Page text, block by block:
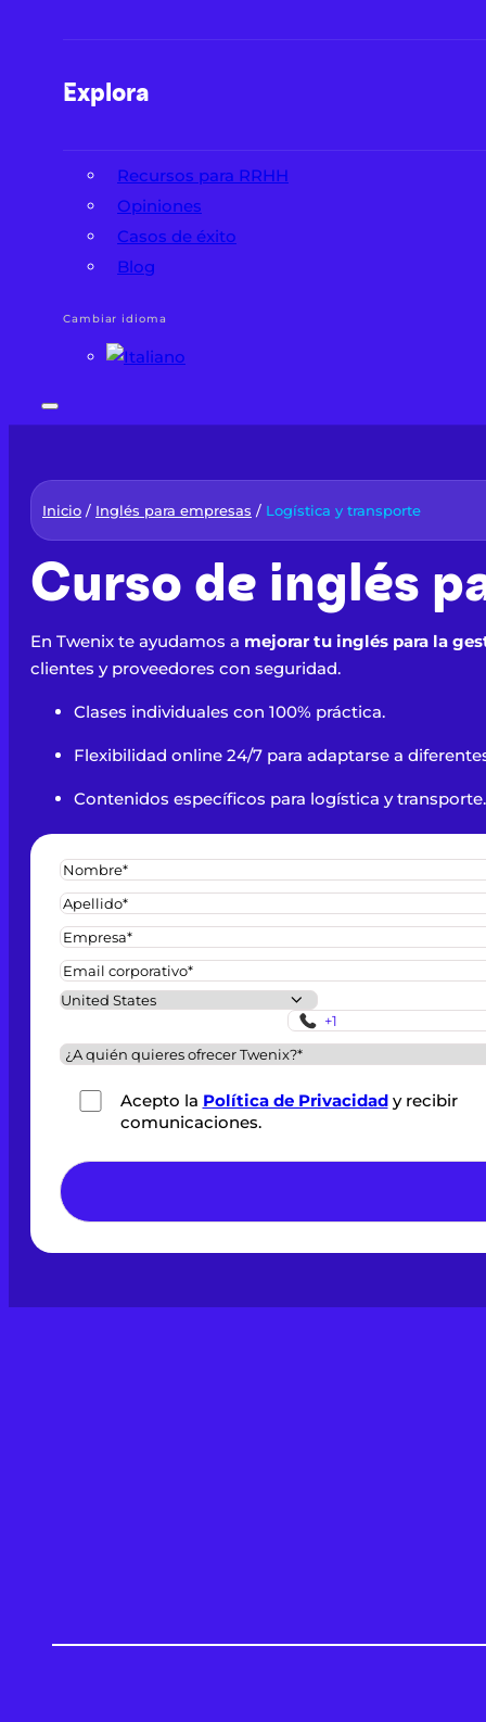
Explora
Recursos para RRHH
Opiniones
Casos de éxito
Blog
Cambiar idioma
Inicio / Inglés para empresas / Logística y transporte
Curso de inglés
En Twenix te ayudamos a mejorar tu inglés para la
clientes y proveedores con seguridad.
Clases individuales con 100% práctica.
Flexibilidad online 24/7 para adaptarse a
Contenidos específicos para logística y transporte.
Acepto la Política de Privacidady recibir
comunicaciones.*